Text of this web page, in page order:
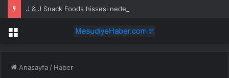
J & J Snack Foods hissesi neden yükseliyor?
Menü
Anasayfa / Haber